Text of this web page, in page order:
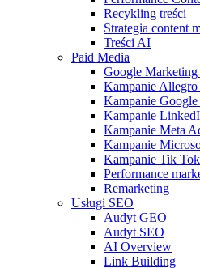
Recykling treści
Strategia content
Treści AI
Paid Media
Google
Kampanie Allegro
Kampanie
Kampanie
Kampanie Meta
Kampanie
Kampanie Tik
Performance
Remarketing
Usługi SEO
Audyt GEO
Audyt SEO
AI Overview
Link Building